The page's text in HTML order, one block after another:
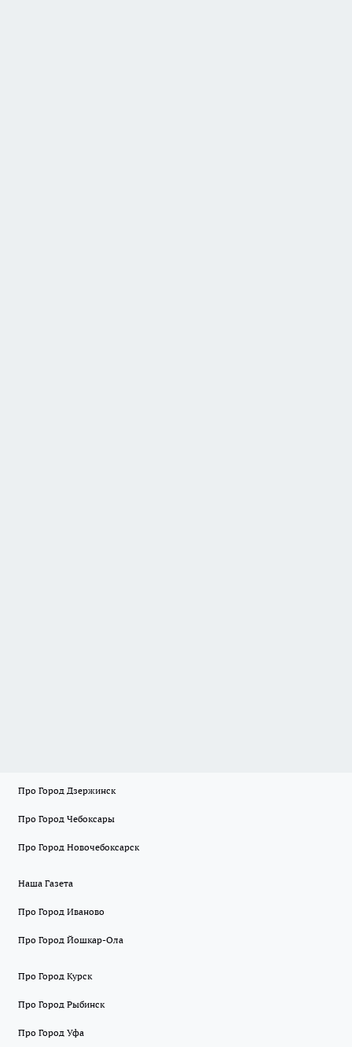
Про Город Дзержинск
Про Город Чебоксары
Про Город Новочебоксарск
Наша Газета
Про Город Иваново
Про Город Йошкар-Ола
Про Город Курск
Про Город Рыбинск
Про Город Уфа